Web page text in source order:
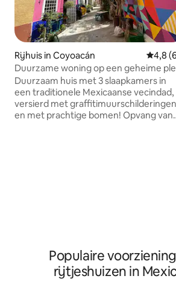
Rijhuis in Coyoacán
4,8
Duurzame woning op een geheime
met muurschildering – Coyoacan
Duurzaam huis met 3 slaapkamers in
een traditionele Mexicaanse vecindad,
versierd met graffitimuurschilderingen
en met prachtige bomen! Opvang van
comfortabel plaats aan 6 personen!
Populaire
rijtjeshuizen in